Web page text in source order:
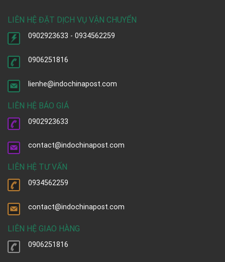
LIÊN HỆ ĐẶT DỊCH VỤ VẬN CHUYỂN
0902923633 - 0934562259
0906251816
lienhe@indochinapost.com
LIÊN HỆ BÁO GIÁ
0902923633
contact@indochinapost.com
LIÊN HỆ TƯ VẤN
0934562259
contact@indochinapost.com
LIÊN HỆ GIAO HÀNG
0906251816